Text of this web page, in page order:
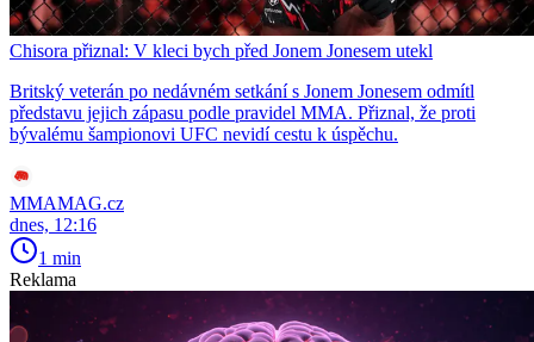
Chisora přiznal: V kleci bych před Jonem Jonesem utekl
Britský veterán po nedávném setkání s Jonem Jonesem odmítl
představu jejich zápasu podle pravidel MMA. Přiznal, že proti
bývalému šampionovi UFC nevidí cestu k úspěchu.
MMAMAG.cz
dnes, 12:16
1 min
Reklama